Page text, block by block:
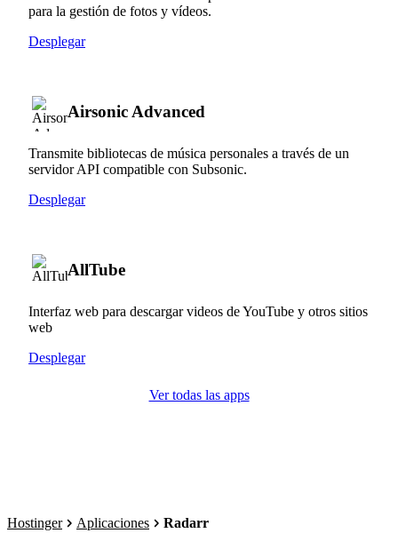
para la gestión de fotos y vídeos.
Desplegar
Airsonic Advanced
Transmite bibliotecas de música personales a través de un
servidor API compatible con Subsonic.
Desplegar
AllTube
Interfaz web para descargar videos de YouTube y otros sitios
web
Desplegar
Ver todas las apps
Hostinger Aplicaciones Radarr